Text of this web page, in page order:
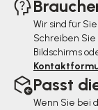
Wir sind für
Schreiben
Bildschirms
Passt
Wenn Sie bei